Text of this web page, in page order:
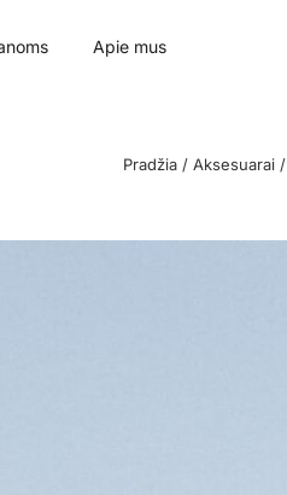
Apie mus
Pradžia/ Aksesuarai/